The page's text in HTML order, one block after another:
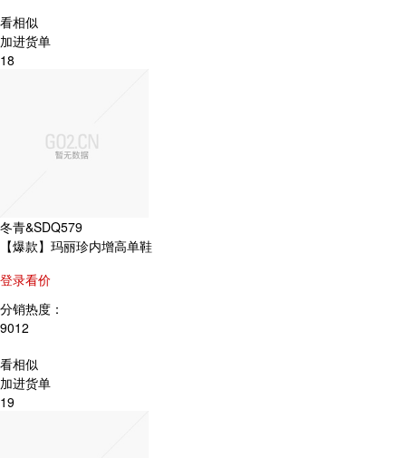
看相似
加进货单
18
冬青&SDQ579
【爆款】玛丽珍内增高单鞋
登录看价
分销热度：
9012
看相似
加进货单
19